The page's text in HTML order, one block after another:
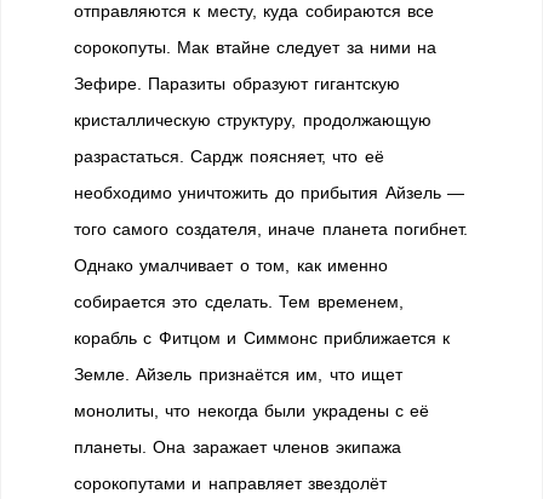
отправляются к месту, куда собираются все
сорокопуты. Мак втайне следует за ними на
Зефире. Паразиты образуют гигантскую
кристаллическую структуру, продолжающую
разрастаться. Сардж поясняет, что её
необходимо уничтожить до прибытия Айзель —
того самого создателя, иначе планета погибнет.
Однако умалчивает о том, как именно
собирается это сделать. Тем временем,
корабль с Фитцом и Симмонс приближается к
Земле. Айзель признаётся им, что ищет
монолиты, что некогда были украдены с её
планеты. Она заражает членов экипажа
сорокопутами и направляет звездолёт